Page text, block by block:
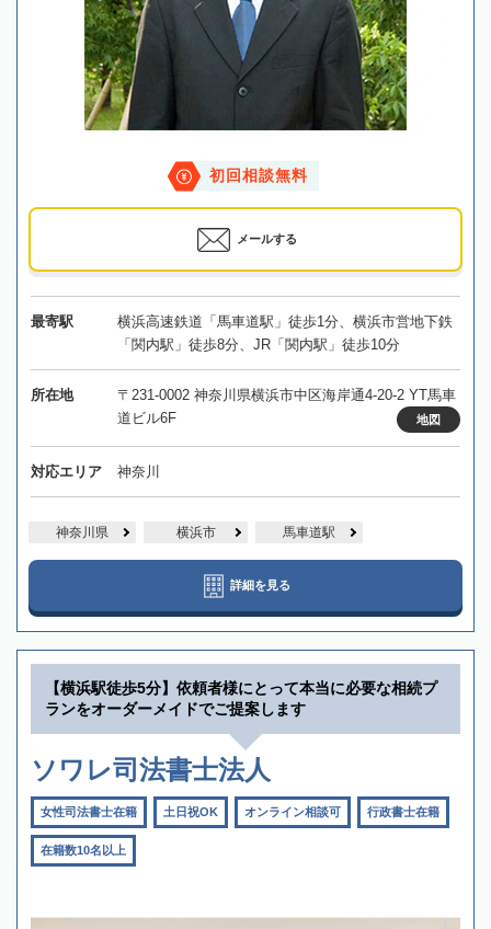
初回相談無料
メールする
最寄駅
横浜高速鉄道「馬車道駅」徒歩1分、横浜市営地下鉄
「関内駅」徒歩8分、JR「関内駅」徒歩10分
所在地
〒231-0002 神奈川県横浜市中区海岸通4-20-2 YT馬車
道ビル6F
地図
対応エリア 神奈川
神奈川県 横浜市 馬車道駅
詳細を見る
【横浜駅徒歩5分】依頼者様にとって本当に必要な相続プ
ランをオーダーメイドでご提案します
ソワレ司法書士法人
女性司法書士在籍 土日祝OK オンライン相談可 行政書士在籍
在籍数10名以上